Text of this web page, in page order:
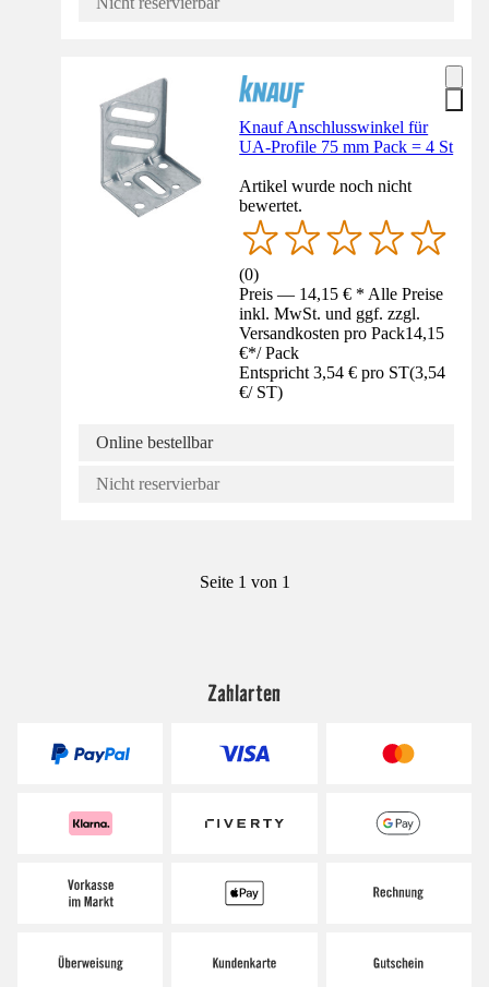
Knauf Anschlusswinkel für
UA-Profile 75 mm Pack = 4 St
Artikel wurde noch nicht
bewertet.
(0)
Preis — 14,15 € * Alle Preise
inkl. MwSt. und ggf. zzgl.
Versandkosten pro Pack14,15
€*/ Pack
Entspricht 3,54 € pro ST(3,54
€/ ST)
Online bestellbar
Nicht reservierbar
Seite 1 von 1
Zahlarten